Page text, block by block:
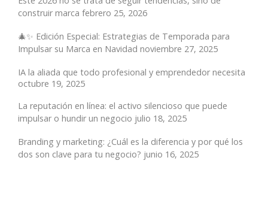
construir marca febrero 25, 2026
🎄✨ Edición Especial: Estrategias de Temporada para
Impulsar su Marca en Navidad noviembre 27, 2025
IA la aliada que todo profesional y emprendedor necesita
octubre 19, 2025
La reputación en línea: el activo silencioso que puede
impulsar o hundir un negocio julio 18, 2025
Branding y marketing: ¿Cuál es la diferencia y por qué los
dos son clave para tu negocio? junio 16, 2025